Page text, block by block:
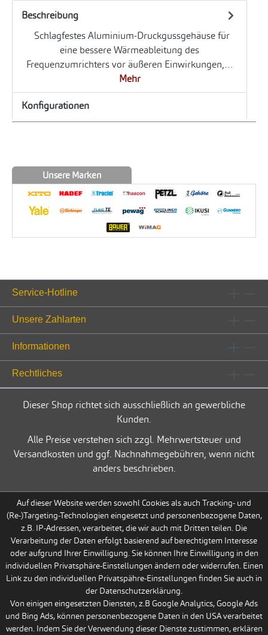
Beschreibung
Schlagfestes Aluminium-Druckgussgehäuse für
eine bessere Wärmeableitung des
Frequenzumrichters vor äußeren Einwirkungen,…
Mehr
Konfigurationen
Unsere Marken
Service-Hotline
Unsere Zahlarten
Informationen
Rechtliches
Dieser Shop richtet sich ausschließlich an gewerbliche
Kunden.
Alle Preise verstehen sich zzgl. Mehrwertsteuer und
Versandkosten und ggf. Nachnahmegebühren, wenn nicht
anders beschrieben.
Auf dieser Website werden sowohl Cookies als auch Tracking- und
(Re-)Targeting-Technologien eingesetzt und personenbezogene Daten,
z.B. IP-Adressen, verarbeitet, die wir auch mit Dritten teilen. Die
Verarbeitung der Daten erfolgt basierend auf berechtigtem Interesse
oder aufgrund Ihrer Einwilligung. Sie können Ihre Einwilligung in den
individuellen Privatsphäre-Einstellungen ändern oder widerrufen. Einen
Link zu den individuellen Privatspähre-Einstellungen finden Sie auch in
der Datenschutzerklärung.
Von einigen eingesetzten Diensten, z.B Google Analytics, Google Ads
und Bing Ads, können personenbezogene Daten in den USA verarbeitet
werden. Indem Sie der Verwendung dieser Dienste zustimmen, erklären